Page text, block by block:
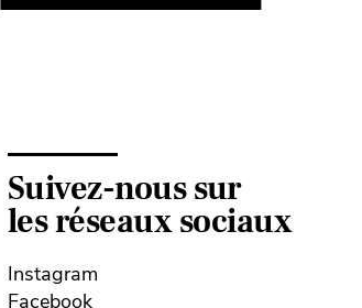
Suivez-nous sur
les réseaux sociaux
Instagram
Facebook